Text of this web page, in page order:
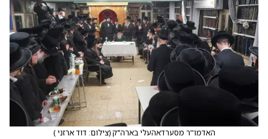
האדמו''ר מסערדאהעלי בארה"ק(צילום: דוד ארזני)